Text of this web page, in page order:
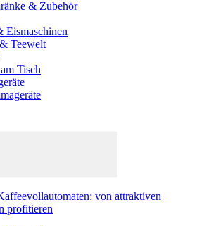
& Zubehör
Eismaschinen
Teewelt
Tisch
von attraktiven
profitieren